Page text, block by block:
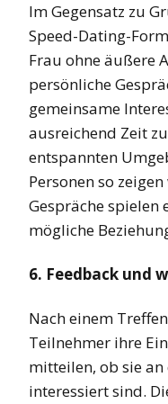
Im Gegensatz zu
Speed-Dating-
Frau ohne äußere
persönliche
gemeinsame
ausreichend Zeit
entspannten
Personen so
Gespräche spielen
mögliche
6. Feedback und
Nach einem
Teilnehmer ihre
mitteilen, ob sie
interessiert sind.